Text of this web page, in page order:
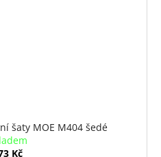
šaty MOE M404 šedé
Kč